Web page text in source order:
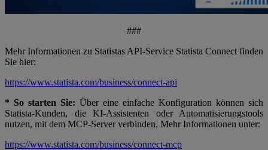
###
Mehr Informationen zu Statistas API-Service Statista Connect finden
Sie hier:
https://www.statista.com/business/connect-api
* So starten Sie: Über eine einfache Konfiguration können sich
Statista-Kunden, die KI-Assistenten oder Automatisierungstools
nutzen, mit dem MCP-Server verbinden. Mehr Informationen unter:
https://www.statista.com/business/connect-mcp